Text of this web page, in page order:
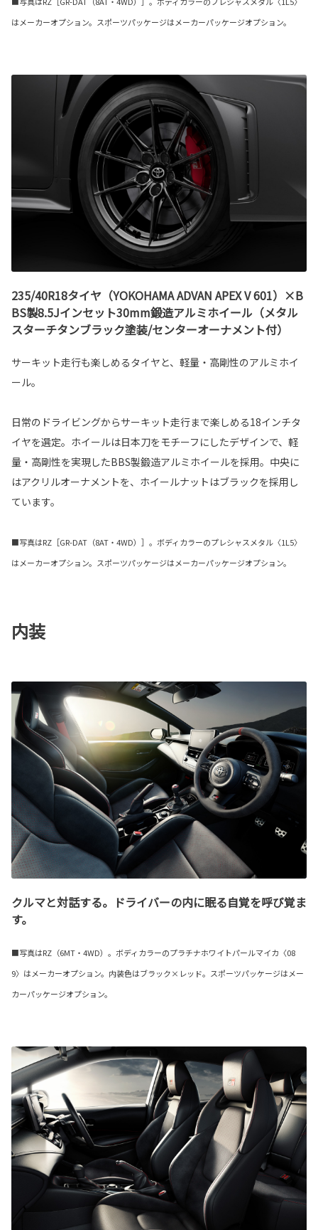
はメーカーオプション。スポーツパッケージはメーカーパッケージオプション。
235/40R18タイヤ（YOKOHAMA ADVAN APEX V 601）×B
BS製8.5Jインセット30mm鍛造アルミホイール（メタル
スターチタンブラック塗装/センターオーナメント付）
サーキット走行も楽しめるタイヤと、軽量・高剛性のアルミホイ
ール。
日常のドライビングからサーキット走行まで楽しめる18インチタ
イヤを選定。ホイールは日本刀をモチーフにしたデザインで、軽
量・高剛性を実現したBBS製鍛造アルミホイールを採用。中央に
はアクリルオーナメントを、ホイールナットはブラックを採用し
ています。
■写真はRZ［GR-DAT（8AT・4WD）］。ボディカラーのプレシャスメタル〈1L5〉
はメーカーオプション。スポーツパッケージはメーカーパッケージオプション。
内装
クルマと対話する。ドライバーの内に眠る自覚を呼び覚ま
す。
■写真はRZ（6MT・4WD）。ボディカラーのプラチナホワイトパールマイカ〈08
9〉はメーカーオプション。内装色はブラック×レッド。スポーツパッケージはメー
カーパッケージオプション。